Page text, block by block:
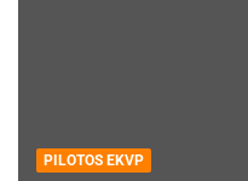
PILOTOS EKVP